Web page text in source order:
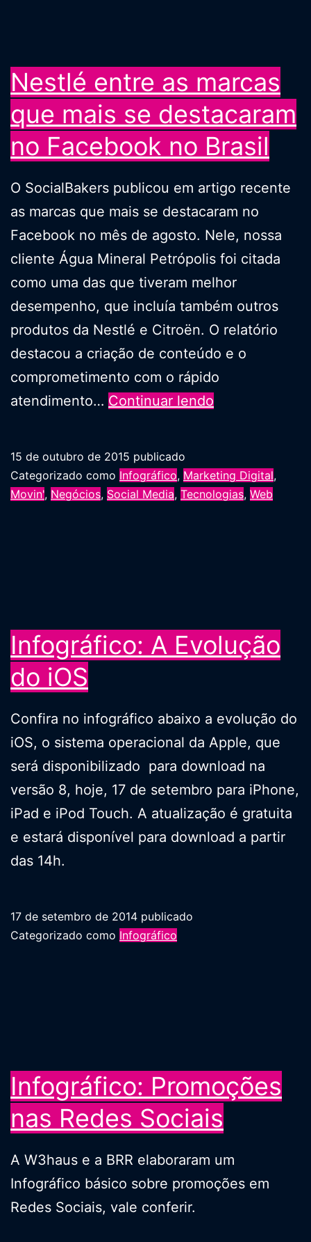
Nestlé entre as marcas
que mais se destacaram
no Facebook no Brasil
O SocialBakers publicou em artigo recente
as marcas que mais se destacaram no
Facebook no mês de agosto. Nele, nossa
cliente Água Mineral Petrópolis foi citada
como uma das que tiveram melhor
desempenho, que incluía também outros
produtos da Nestlé e Citroën. O relatório
destacou a criação de conteúdo e o
comprometimento com o rápido
atendimento… Continuar lendo
marcas
que
no
Brasil
15 de outubro de 2015 publicado
Categorizado como Infográfico, Marketing Digital,
Movin', Negócios, Social Media, Tecnologias, Web
Infográfico: A Evolução
do iOS
Confira no infográfico abaixo a evolução do
iOS, o sistema operacional da Apple, que
será disponibilizado para download na
versão 8, hoje, 17 de setembro para iPhone,
iPad e iPod Touch. A atualização é gratuita
e estará disponível para download a partir
das 14h.
17 de setembro de 2014 publicado
Categorizado como Infográfico
Infográfico: Promoções
nas Redes Sociais
A W3haus e a BRR elaboraram um
Infográfico básico sobre promoções em
Redes Sociais, vale conferir.